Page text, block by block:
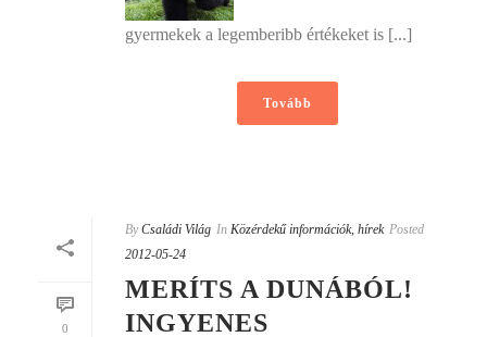
gyermekek a legemberibb értékeket is [...]
Tovább
0
By Családi Világ In Közérdekű információk, hírek Posted
2012-05-24
MERÍTS A DUNÁBÓL! 
INGYENES